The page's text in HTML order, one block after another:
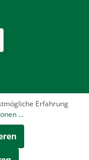
Erfahrung
...